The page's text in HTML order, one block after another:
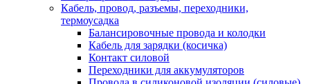
Кабель, провод, разъемы, переходники,
термоусадка
Балансировочные провода и колодки
Кабель для зарядки (косичка)
Контакт силовой
Переходники для аккумуляторов